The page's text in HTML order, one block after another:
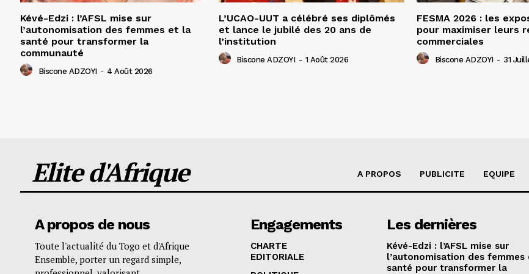
Kévé-Edzi : l’AFSL mise sur
l’autonomisation des femmes et la
santé pour transformer la
communauté
Biscone ADZOYI - 4 Août 2026
L’UCAO-UUT a célébré ses diplômés
et lance le jubilé des 20 ans de
l’institution
Biscone ADZOYI - 1 Août 2026
FESMA 2026 : les
pour maximiser leurs
commerciales
Biscone ADZOYI - 31
Elite d'Afrique A PROPOS PUBLICITE EQUIPE
A propos de nous
Toute l'actualité du Togo et d'Afrique
Ensemble, porter un regard simple,
Engagements
CHARTE
EDITORIALE
Les dernières
Kévé-Edzi : l’AFSL mise sur
l’autonomisation des femmes
santé pour transformer la